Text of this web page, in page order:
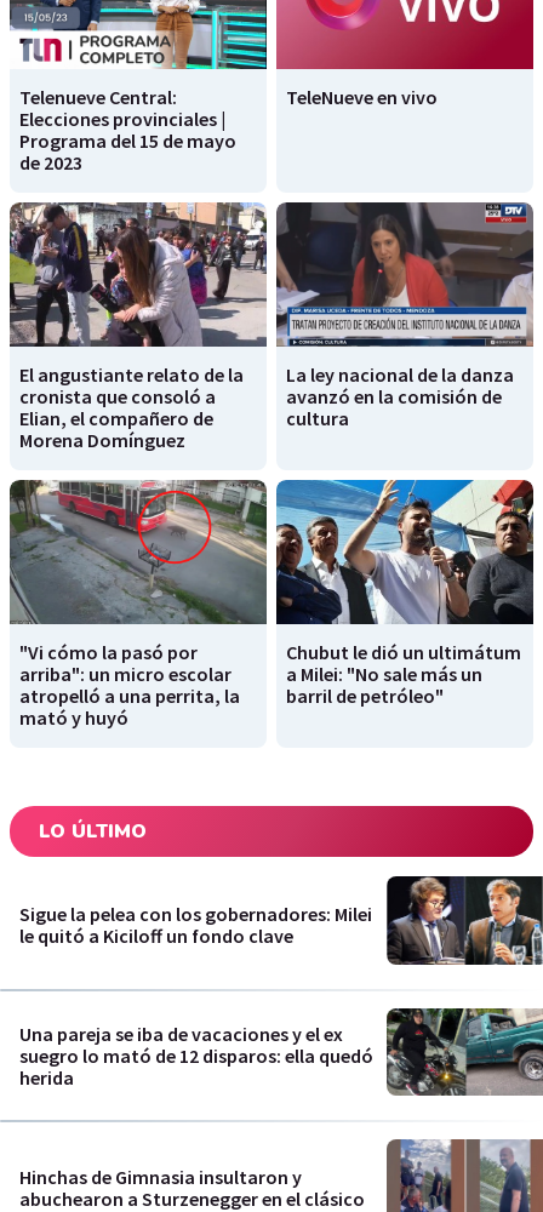
Telenueve Central:
Elecciones provinciales |
Programa del 15 de mayo
de 2023
TeleNueve en vivo
El angustiante relato de la
cronista que consoló a
Elian, el compañero de
Morena Domínguez
La ley nacional de la danza
avanzó en la comisión de
cultura
"Vi cómo la pasó por
arriba": un micro escolar
atropelló a una perrita, la
mató y huyó
Chubut le dió un ultimátum
a Milei: "No sale más un
barril de petróleo"
LO ÚLTIMO
Sigue la pelea con los gobernadores: Milei
le quitó a Kiciloff un fondo clave
Una pareja se iba de vacaciones y el ex
suegro lo mató de 12 disparos: ella quedó
herida
Hinchas de Gimnasia insultaron y
abuchearon a Sturzenegger en el clásico